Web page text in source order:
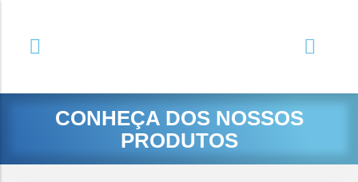
CONHEÇA DOS NOSSOS
PRODUTOS